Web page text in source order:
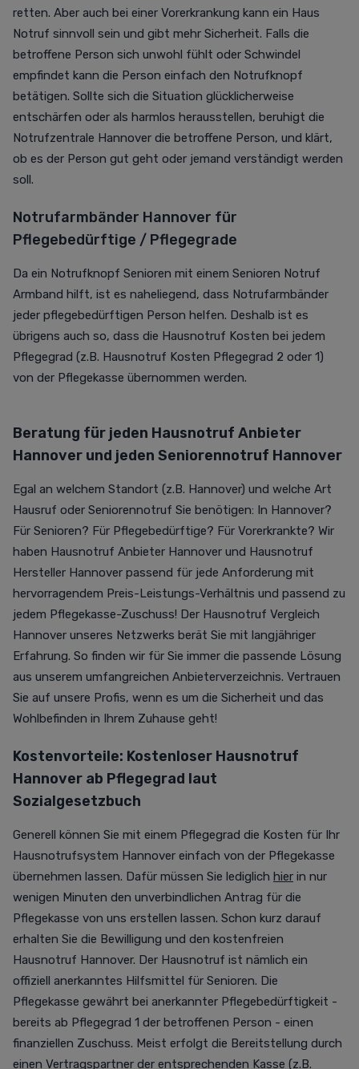
retten. Aber auch bei einer Vorerkrankung kann ein Haus
Notruf sinnvoll sein und gibt mehr Sicherheit. Falls die
betroffene Person sich unwohl fühlt oder Schwindel
empfindet kann die Person einfach den Notrufknopf
betätigen. Sollte sich die Situation glücklicherweise
entschärfen oder als harmlos herausstellen, beruhigt die
Notrufzentrale Hannover die betroffene Person, und klärt,
ob es der Person gut geht oder jemand verständigt werden
soll.
Notrufarmbänder Hannover für
Pflegebedürftige / Pflegegrade
Da ein Notrufknopf Senioren mit einem Senioren Notruf
Armband hilft, ist es naheliegend, dass Notrufarmbänder
jeder pflegebedürftigen Person helfen. Deshalb ist es
übrigens auch so, dass die Hausnotruf Kosten bei jedem
Pflegegrad (z.B. Hausnotruf Kosten Pflegegrad 2 oder 1)
von der Pflegekasse übernommen werden.
Beratung für jeden Hausnotruf Anbieter
Hannover und jeden Seniorennotruf Hannover
Egal an welchem Standort (z.B. Hannover) und welche Art
Hausruf oder Seniorennotruf Sie benötigen: In Hannover?
Für Senioren? Für Pflegebedürftige? Für Vorerkrankte? Wir
haben Hausnotruf Anbieter Hannover und Hausnotruf
Hersteller Hannover passend für jede Anforderung mit
hervorragendem Preis-Leistungs-Verhältnis und passend zu
jedem Pflegekasse-Zuschuss! Der Hausnotruf Vergleich
Hannover unseres Netzwerks berät Sie mit langjähriger
Erfahrung. So finden wir für Sie immer die passende Lösung
aus unserem umfangreichen Anbieterverzeichnis. Vertrauen
Sie auf unsere Profis, wenn es um die Sicherheit und das
Wohlbefinden in Ihrem Zuhause geht!
Kostenvorteile: Kostenloser Hausnotruf
Hannover ab Pflegegrad laut
Sozialgesetzbuch
Generell können Sie mit einem Pflegegrad die Kosten für Ihr
Hausnotrufsystem Hannover einfach von der Pflegekasse
übernehmen lassen. Dafür müssen Sie lediglich hier in nur
wenigen Minuten den unverbindlichen Antrag für die
Pflegekasse von uns erstellen lassen. Schon kurz darauf
erhalten Sie die Bewilligung und den kostenfreien
Hausnotruf Hannover. Der Hausnotruf ist nämlich ein
offiziell anerkanntes Hilfsmittel für Senioren. Die
Pflegekasse gewährt bei anerkannter Pflegebedürftigkeit -
bereits ab Pflegegrad 1 der betroffenen Person - einen
finanziellen Zuschuss. Meist erfolgt die Bereitstellung durch
einen Vertragspartner der entsprechenden Kasse (z.B.